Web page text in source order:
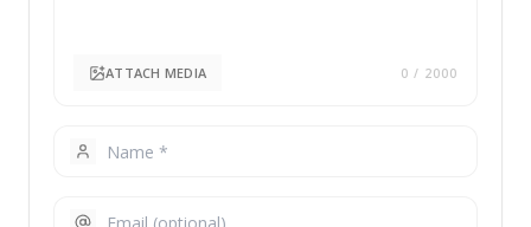
ATTACH MEDIA 0 / 2000